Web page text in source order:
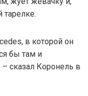
тарелке.
в которой он
бы там и
сказал Коронель в